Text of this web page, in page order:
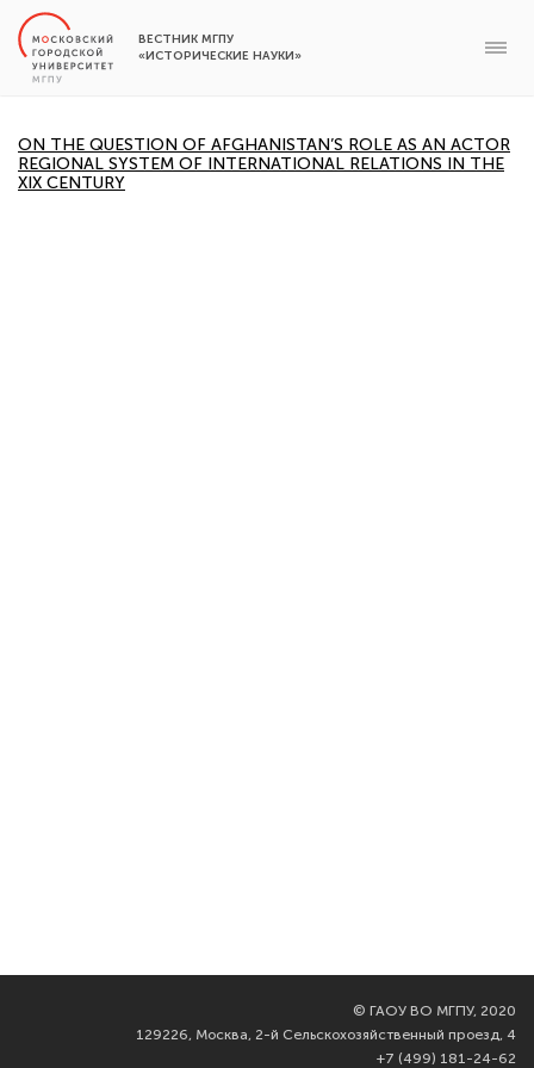
ВЕСТНИК МГПУ
«ИСТОРИЧЕСКИЕ НАУКИ»
ON THE QUESTION OF AFGHANISTAN’S ROLE AS AN ACTOR
REGIONAL SYSTEM OF INTERNATIONAL RELATIONS IN THE
XIX CENTURY
© ГАОУ ВО МГПУ, 2020
129226, Москва, 2-й Сельскохозяйственный проезд, 4
+7 (499) 181-24-62